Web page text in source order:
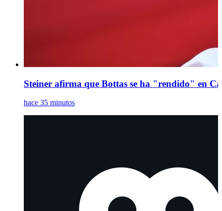
Steiner afirma que Bottas se ha "rendido" en
hace 35 minutos